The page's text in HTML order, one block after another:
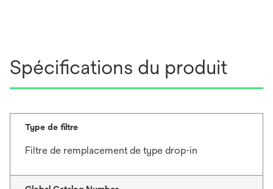
Spécifications du produit
Type de filtre
Filtre de remplacement de type drop-in